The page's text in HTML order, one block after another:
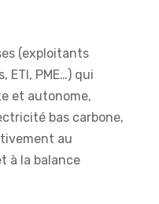
(exploitants
ETI, PME…) qui
et autonome,
bas carbone,
au
à la balance